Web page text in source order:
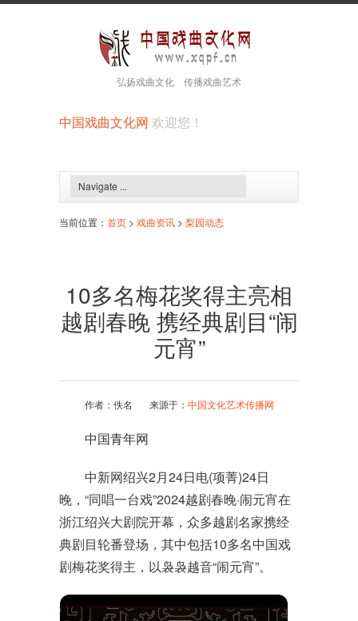
弘扬戏曲文化 传播戏曲艺术
中国戏曲文化网 欢迎您！
当前位置： 首页 > 戏曲资讯 > 梨园动态
10多名梅花奖得主亮相
越剧春晚 携经典剧目“闹
元宵”
作者：佚名 来源于： 中国文化艺术传播网
中国青年网
中新网绍兴2月24日电(项菁)24日
晚，“同唱一台戏”2024越剧春晚·闹元宵在
浙江绍兴大剧院开幕，众多越剧名家携经
典剧目轮番登场，其中包括10多名中国戏
剧梅花奖得主，以袅袅越音“闹元宵”。